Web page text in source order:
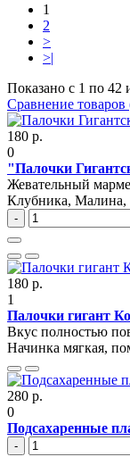
1
2
>
>|
Показано с 1 по 42
Сравнение товаров
180 р.
0
"Палочки
Жевательный
Клубника,
-
180 р.
1
Палочки гигант
Вкус полностью
Начинка мягкая,
280 р.
0
Подсахаренные
-